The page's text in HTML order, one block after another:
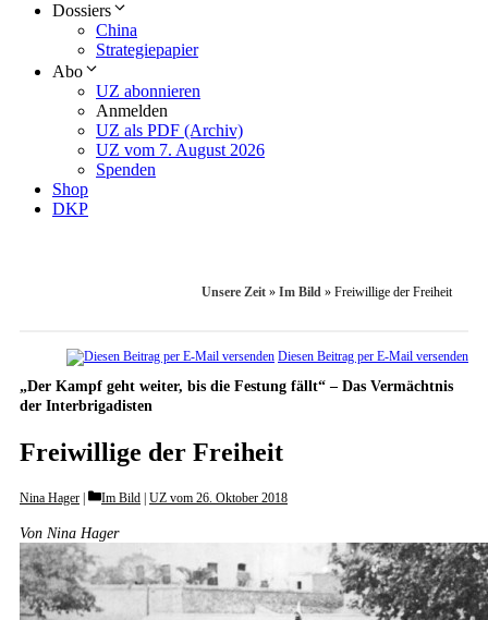
Dossiers
China
Strategiepapier
Abo
UZ abonnieren
Anmelden
UZ als PDF (Archiv)
UZ vom 7. August 2026
Spenden
Shop
DKP
Unsere Zeit » Im Bild » Freiwillige der Freiheit
Diesen Beitrag per E-Mail versenden
„Der Kampf geht weiter, bis die Festung fällt“ – Das Vermächtnis
der Interbrigadisten
Freiwillige der Freiheit
Nina Hager Categories
Im Bild UZ vom 26. Oktober 2018
Von Nina Hager